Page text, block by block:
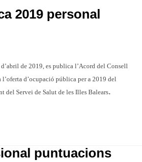
2019 personal
de 2019, es publica l’Acord del Consell
l’oferta d’ocupació pública per a 2019 del
del Servei de Salut de les Illes Balears.
puntuacions